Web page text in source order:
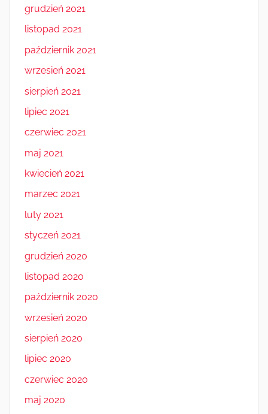
grudzień 2021
listopad 2021
październik 2021
wrzesień 2021
sierpień 2021
lipiec 2021
czerwiec 2021
maj 2021
kwiecień 2021
marzec 2021
luty 2021
styczeń 2021
grudzień 2020
listopad 2020
październik 2020
wrzesień 2020
sierpień 2020
lipiec 2020
czerwiec 2020
maj 2020